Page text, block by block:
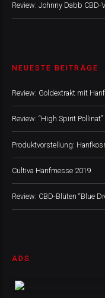
Review: Johnny Dabb CBD-
NEUESTE BEITRÄGE
Review: Goldextrakt mit
Review: “High Spirit Pollinat”
Produktvorstellung:
Cultiva Hanfmesse 2019
Review: CBD-Blüten “Blue
ADS